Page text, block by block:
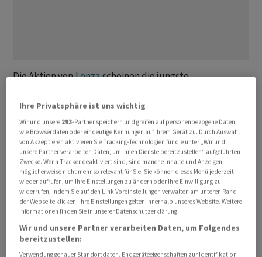
Die Aktien vonLonzascheinen die jüngste
weniger als zehn Sitzungen stiegen die Titel des Life-
Science-Konzerns über 16 Prozent auf 574 Franken und
notieren damit auf einem Acht-Monats-Hoch. Hält diese
Dynamik an, dürfte der vierjährige Kursdeckel bei rund
600 Franken mit Leichtigkeit zu überwinden sein.
Dass sich die Papiere in den vergangenen Monaten
überhaupt so verhalten zeigten, hatte in
Analystenkreisen für Stirnrunzeln gesorgt. Schliesslich
überzeugte das Unternehmen operativ auf ganzer Linie:
Sowohl die Ergebnisse des Geschäftsjahres 2025 als auch
Ihre Privatsphäre ist uns wichtig
Wir und unsere 293-Partner speichern und greifen auf personenbezogene Daten
wie Browserdaten oder eindeutige Kennungen auf Ihrem Gerät zu. Durch Auswahl
von Akzeptieren aktivieren Sie Tracking-Technologien für die unter „Wir und
unsere Partner verarbeiten Daten, um Ihnen Dienste bereitzustellen“ aufgeführten
Zwecke. Wenn Tracker deaktiviert sind, sind manche Inhalte und Anzeigen
möglicherweise nicht mehr so relevant für Sie. Sie können dieses Menü jederzeit
wieder aufrufen, um Ihre Einstellungen zu ändern oder Ihre Einwilligung zu
widerrufen, indem Sie auf den Link Voreinstellungen verwalten am unteren Rand
der Webseite klicken. Ihre Einstellungen gelten innerhalb unseres Website. Weitere
Informationen finden Sie in unserer Datenschutzerklärung.
Wir und unsere Partner verarbeiten Daten, um Folgendes
bereitzustellen:
Verwendung genauer Standortdaten. Endgeräteeigenschaften zur Identifikation